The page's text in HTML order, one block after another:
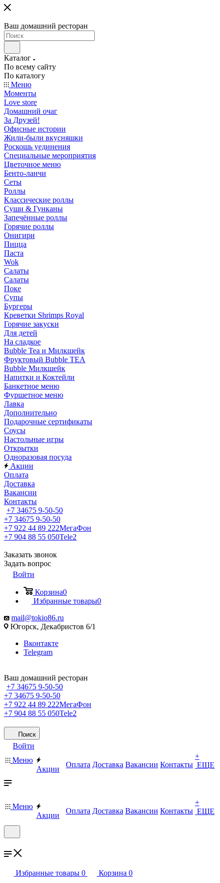
Ваш домашний ресторан
Каталог
По всему сайту
По каталогу
Меню
Моменты
Love store
Домашний очаг
За Друзей!
Офисные истории
Жили-были вкусняшки
Роскошь уединения
Специальные мероприятия
Цветочное меню
Бенто-ланчи
Сеты
Роллы
Классические роллы
Суши & Гунканы
Запечённые роллы
Горячие роллы
Онигири
Пицца
Паста
Wok
Салаты
Салаты
Поке
Супы
Бургеры
Креветки Shrimps Royal
Горячие закуски
Для детей
На сладкое
Bubble Tea и Милкшейк
Фруктовый Bubble TEA
Bubble Милкшейк
Напитки и Коктейли
Банкетное меню
Фуршетное меню
Лавка
Дополнительно
Подарочные сертификаты
Соусы
Настольные игры
Открытки
Одноразовая посуда
Акции
Оплата
Доставка
Вакансии
Контакты
+7 34675 9-50-50
+7 34675 9-50-50
+7 922 44 89 222МегаФон
+7 904 88 55 050Tele2
Заказать звонок
Задать вопрос
Войти
Корзина0
Избранные товары0
mail@tokio86.ru
Югорск, Декабристов 6/1
Вконтакте
Telegram
Ваш домашний ресторан
+7 34675 9-50-50
+7 34675 9-50-50
+7 922 44 89 222МегаФон
+7 904 88 55 050Tele2
Поиск
Войти
Меню
Акции
Оплата Доставка Вакансии Контакты
+
ЕЩЕ
Меню
Акции
Оплата Доставка Вакансии Контакты
+
ЕЩЕ
Избранные товары 0 Корзина 0